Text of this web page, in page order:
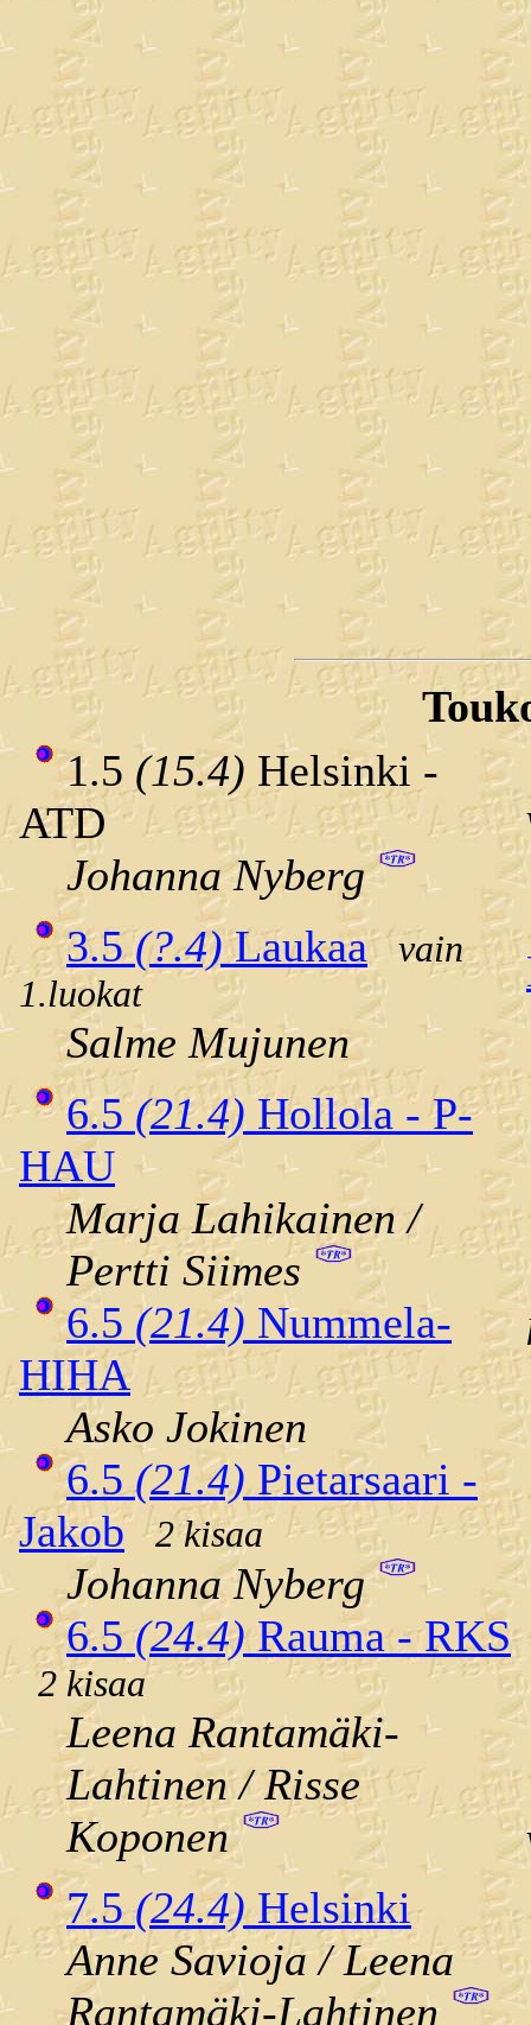
1.5 (15.4) Helsinki -
ATD
Johanna Nyberg
3.5(?.4)Laukaa vain
1.luokat
Salme Mujunen
6.5(21.4) Hollola - P-
HAU
Marja Lahikainen /
Pertti Siimes
6.5 (21.4) Nummela-
HIHA
Asko Jokinen
6.5(21.4)Pietarsaari -
Jakob 2 kisaa
Johanna Nyberg
6.5(24.4)Rauma - RKS
2 kisaa
Leena Rantamäki-
Lahtinen / Risse
Koponen
7.5(24.4)Helsinki
Anne Savioja / Leena
Rantamäki-Lahtinen